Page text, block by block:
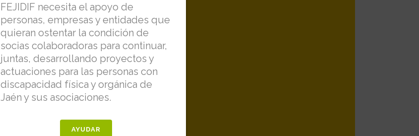
FEJIDIF necesita el apoyo de
personas, empresas y entidades que
quieran ostentar la condición de
socias colaboradoras para continuar,
juntas, desarrollando proyectos y
actuaciones para las personas con
discapacidad física y orgánica de
Jaén y sus asociaciones.
AYUDAR